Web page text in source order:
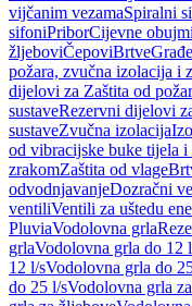
vijčanim vezamaSpiralni
sifoniPriborCijevne
žljeboviČepoviBrtve
požara, zvučna izolacija i
dijelovi za Zaštita od
sustaveRezervni dijelovi
sustaveZvučna izolacija
od vibracijske buke tijela
zrakomZaštita od vlage
odvodnjavanjeDozračni
ventiliVentili za uštedu
PluviaVodolovna grla
grlaVodolovna grla do 12
12 l/sVodolovna grla do
do 25 l/sVodolovna grla